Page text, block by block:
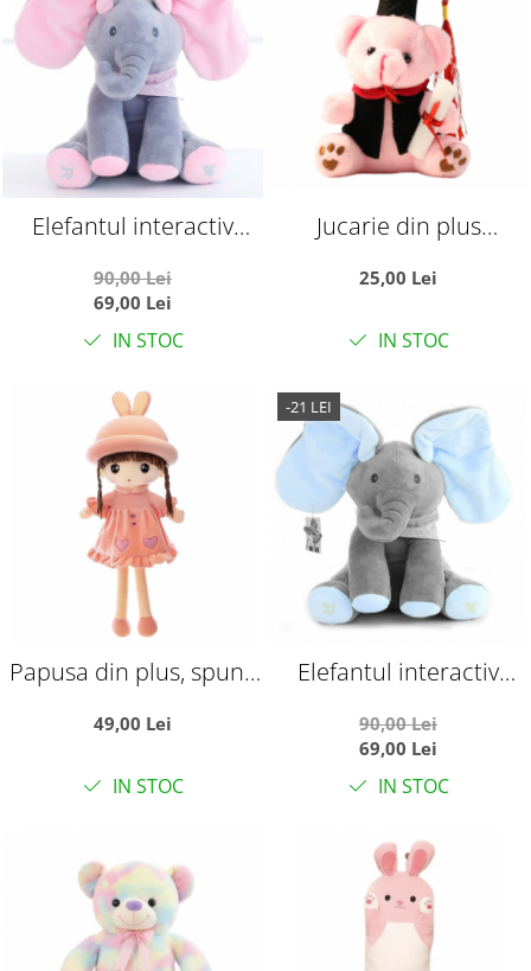
Elefantul interactiv
romana
90,00 Lei
69,00 Lei
IN STOC
Jucarie din plus
cm, roz
25,00 Lei
IN STOC
Papusa din plus, spune
49,00 Lei
IN STOC
-21 LEI
Elefantul interactiv
limba romana
90,00 Lei
69,00 Lei
IN STOC